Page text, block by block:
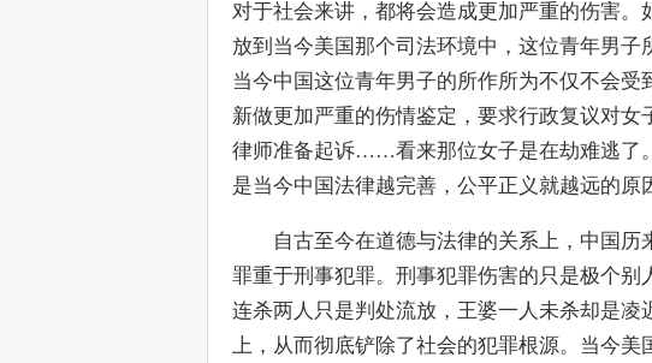
对于社会来讲，都将会造成更加严重的伤害
放到当今美国那个司法环境中，这位青年男
当今中国这位青年男子的所作所为不仅不会
新做更加严重的伤情鉴定，要求行政复议对
律师准备起诉……看来那位女子是在劫难逃了
是当今中国法律越完善，公平正义就越远的原
自古至今在道德与法律的关系上，中国历
罪重于刑事犯罪。刑事犯罪伤害的只是极个
连杀两人只是判处流放，王婆一人未杀却是
上，从而彻底铲除了社会的犯罪根源。当今